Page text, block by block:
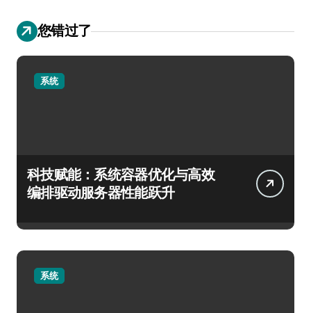
您错过了
系统
科技赋能：系统容器优化与高效
编排驱动服务器性能跃升
系统